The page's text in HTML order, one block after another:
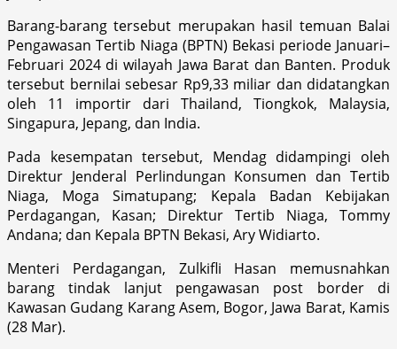
Barang-barang tersebut merupakan hasil temuan Balai
Pengawasan Tertib Niaga (BPTN) Bekasi periode Januari–
Februari 2024 di wilayah Jawa Barat dan Banten. Produk
tersebut bernilai sebesar Rp9,33 miliar dan didatangkan
oleh 11 importir dari Thailand, Tiongkok, Malaysia,
Singapura, Jepang, dan India.
Pada kesempatan tersebut, Mendag didampingi oleh
Direktur Jenderal Perlindungan Konsumen dan Tertib
Niaga, Moga Simatupang; Kepala Badan Kebijakan
Perdagangan, Kasan; Direktur Tertib Niaga, Tommy
Andana; dan Kepala BPTN Bekasi, Ary Widiarto.
Menteri Perdagangan, Zulkifli Hasan memusnahkan
barang tindak lanjut pengawasan post border di
Kawasan Gudang Karang Asem, Bogor, Jawa Barat, Kamis
(28 Mar).